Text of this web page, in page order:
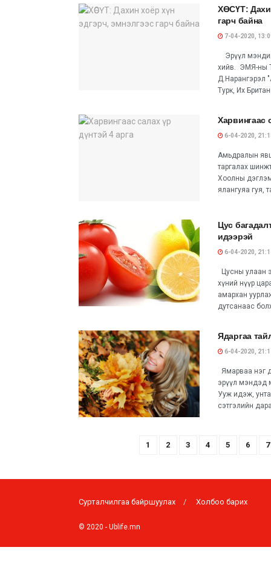
ХӨСҮТ:
гарч байна
7-04-2020,
Эрүүл
хийв. ЭМЯ-ны
Д.Нарангэрэл
Турк, Их
Харвингаас
6-04-2020,
Амьдралын
таргалах
Хоолны
ялангуяа гуя,
Цус
идээрэй
6-04-2020,
Цусны улаан
хүний нүүр
амархан
дутсанаас
Ядаргаа
6-04-2020,
Ямарваа нэг
эрүүл мэндэд
Ууж идэж,
сэтгэлийн
1 2 3 4 5 6 7
Сурталчилгаа байршуулах Холбоо барих
© 2020 - Ublife.mn